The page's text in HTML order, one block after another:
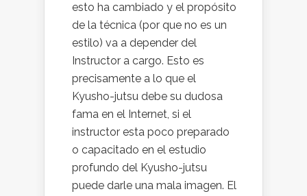
esto ha cambiado y el propósito
de la técnica (por que no es un
estilo) va a depender del
Instructor a cargo. Esto es
precisamente a lo que el
Kyusho-jutsu debe su dudosa
fama en el Internet, si el
instructor esta poco preparado
o capacitado en el estudio
profundo del Kyusho-jutsu
puede darle una mala imagen. El